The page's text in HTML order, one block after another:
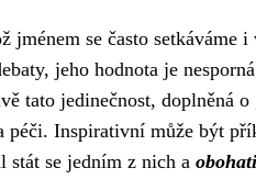
jménem se často
jeho hodnota je
tato jedinečnost, doplněná
péči. Inspirativní může být
stát se jedním z nich a